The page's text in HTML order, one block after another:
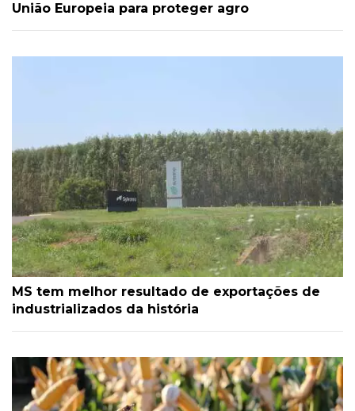
União Europeia para proteger agro
MS tem melhor resultado de exportações de
industrializados da história